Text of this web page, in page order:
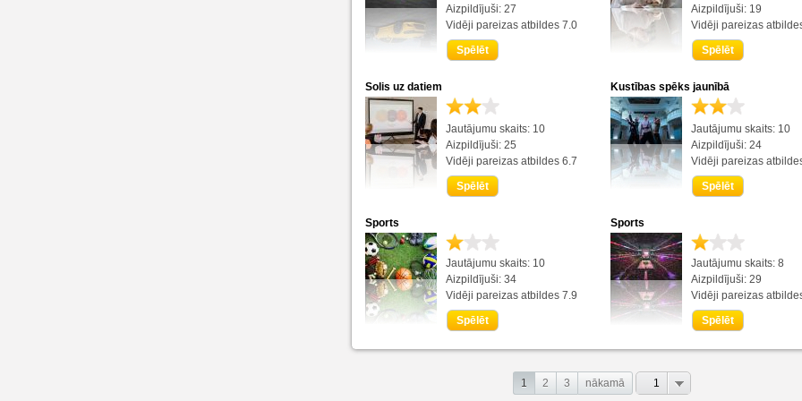
Aizpildījuši: 27
Vidēji pareizas atbildes 7.0
Spēlēt
Aizpildījuši: 19
Vidēji pareizas
Spēlēt
Solis uz datiem
Jautājumu skaits: 10
Aizpildījuši: 25
Vidēji pareizas atbildes 6.7
Spēlēt
Kustības spēks jaunībā
Jautājumu skaits: 10
Aizpildījuši: 24
Vidēji pareizas
Spēlēt
Sports
Jautājumu skaits: 10
Aizpildījuši: 34
Vidēji pareizas atbildes 7.9
Spēlēt
Sports
Jautājumu skaits: 8
Aizpildījuši: 29
Vidēji pareizas
Spēlēt
1 2 3 nākamā 1